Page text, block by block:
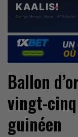
Ballon
vingt-
guinéen